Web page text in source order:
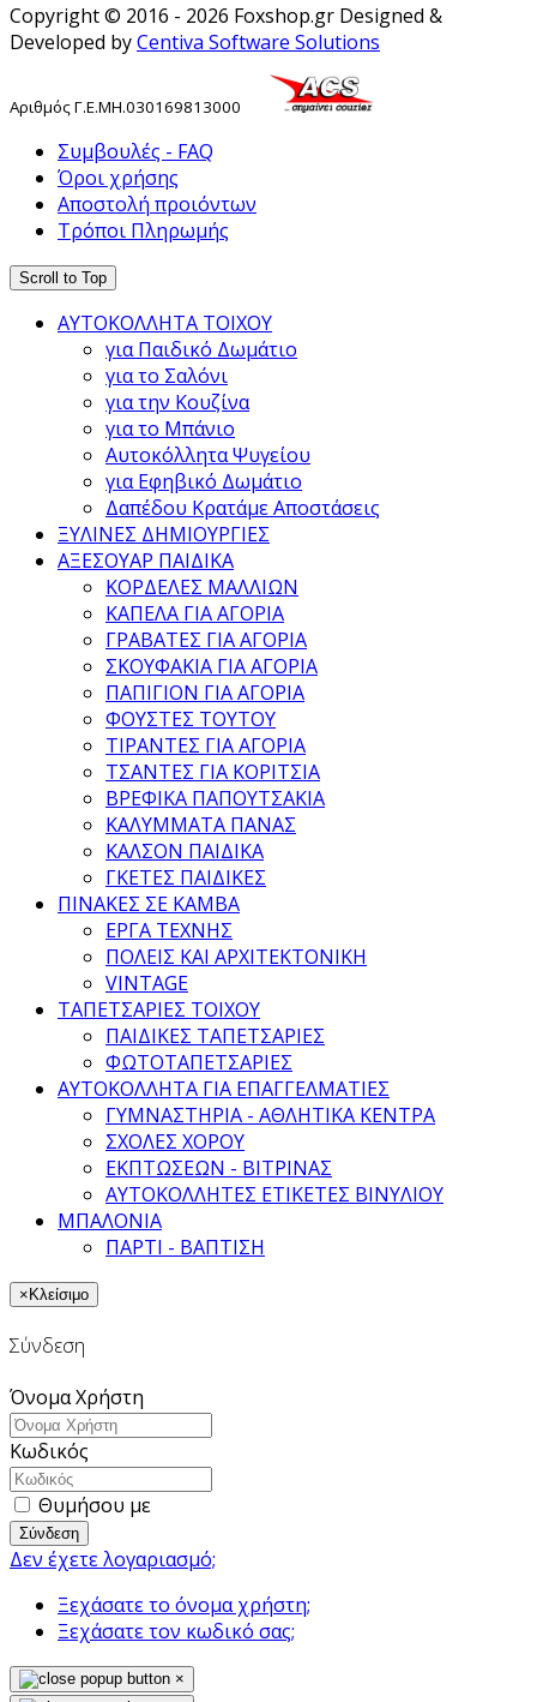
Copyright © 2016 - 2026 Foxshop.gr Designed &
Developed byCentiva Software Solutions
ΑριθμόςΓ.Ε.ΜΗ.030169813000
Συμβουλές - FAQ
Όροι χρήσης
Αποστολή προιόντων
Τρόποι Πληρωμής
Scroll to Top
ΑΥΤΟΚΟΛΛΗΤΑ ΤΟΙΧΟΥ
για Παιδικό Δωμάτιο
για το Σαλόνι
για την Κουζίνα
για το Μπάνιο
Αυτοκόλλητα Ψυγείου
για Εφηβικό Δωμάτιο
Δαπέδου Κρατάμε Αποστάσεις
ΞΥΛΙΝΕΣ ΔΗΜΙΟΥΡΓΙΕΣ
ΑΞΕΣΟΥΑΡ ΠΑΙΔΙΚΑ
ΚΟΡΔΕΛΕΣ ΜΑΛΛΙΩΝ
ΚΑΠΕΛΑ ΓΙΑ ΑΓΟΡΙΑ
ΓΡΑΒΑΤΕΣ ΓΙΑ ΑΓΟΡΙΑ
ΣΚΟΥΦΑΚΙΑ ΓΙΑ ΑΓΟΡΙΑ
ΠΑΠΙΓΙΟΝ ΓΙΑ ΑΓΟΡΙΑ
ΦΟΥΣΤΕΣ ΤΟΥΤΟΥ
ΤΙΡΑΝΤΕΣ ΓΙΑ ΑΓΟΡΙΑ
ΤΣΑΝΤΕΣ ΓΙΑ ΚΟΡΙΤΣΙΑ
ΒΡΕΦΙΚΑ ΠΑΠΟΥΤΣΑΚΙΑ
ΚΑΛΥΜΜΑΤΑ ΠΑΝΑΣ
ΚΑΛΣΟΝ ΠΑΙΔΙΚΑ
ΓΚΕΤΕΣ ΠΑΙΔΙΚΕΣ
ΠΙΝΑΚΕΣ ΣΕ ΚΑΜΒΑ
ΕΡΓΑ ΤΕΧΝΗΣ
ΠΟΛΕΙΣ ΚΑΙ ΑΡΧΙΤΕΚΤΟΝΙΚΗ
VINTAGE
ΤΑΠΕΤΣΑΡΙΕΣ ΤΟΙΧΟΥ
ΠΑΙΔΙΚΕΣ ΤΑΠΕΤΣΑΡΙΕΣ
ΦΩΤΟΤΑΠΕΤΣΑΡΙΕΣ
ΑΥΤΟΚΟΛΛΗΤΑ ΓΙΑ ΕΠΑΓΓΕΛΜΑΤΙΕΣ
ΓΥΜΝΑΣΤΗΡΙΑ - ΑΘΛΗΤΙΚΑ ΚΕΝΤΡΑ
ΣΧΟΛΕΣ ΧΟΡΟΥ
ΕΚΠΤΩΣΕΩΝ - ΒΙΤΡΙΝΑΣ
ΑΥΤΟΚΟΛΛΗΤΕΣ ΕΤΙΚΕΤΕΣ ΒΙΝΥΛΙΟΥ
ΜΠΑΛΟΝΙΑ
ΠΑΡΤΙ - ΒΑΠΤΙΣΗ
×Κλείσιμο
Σύνδεση
Όνομα Χρήστη
Κωδικός
Θυμήσου με
Σύνδεση
Δεν έχετε λογαριασμό;
Ξεχάσατε το όνομα χρήστη;
Ξεχάσατε τον κωδικό σας;
×